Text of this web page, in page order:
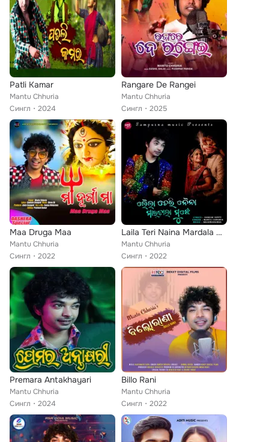
Patli Kamar
Mantu Chhuria
Сингл
2024
Rangare De Rangei
Mantu Chhuria
Сингл
2025
Maa Druga Maa
Mantu Chhuria
Сингл
2022
Laila Teri Naina Mardala Mujhe
Mantu Chhuria
Сингл
2022
Premara Antakhayari
Mantu Chhuria
Сингл
2024
Billo Rani
Mantu Chhuria
Сингл
2022